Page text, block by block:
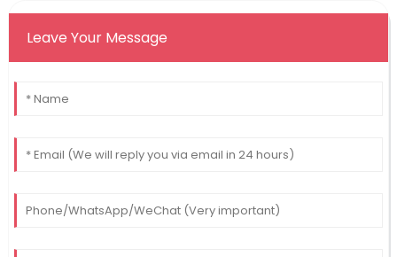
Leave Your Message